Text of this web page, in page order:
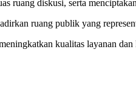
ruang diskusi, serta
ruang publik yang
kualitas layanan